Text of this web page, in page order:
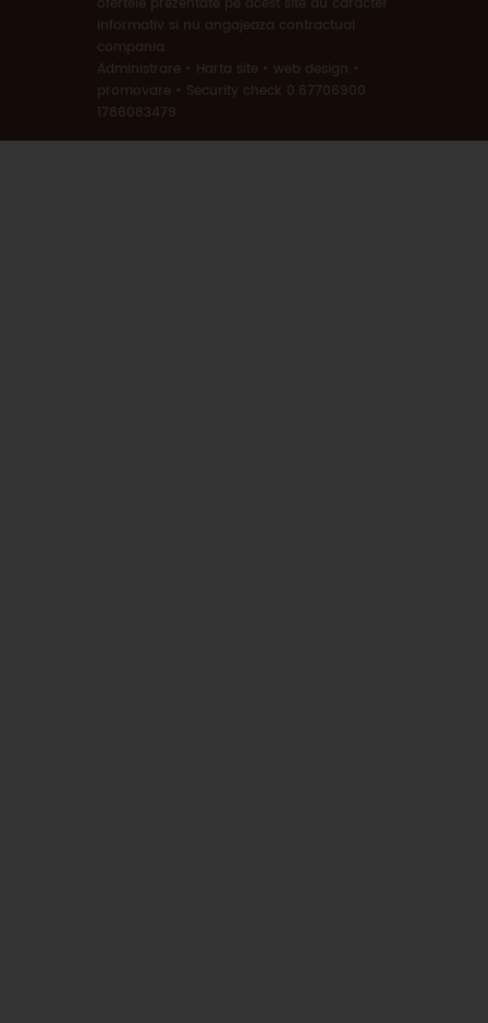
informativ si nu angajeaza contractual
compania.
Administrare • Harta site • web design
•
promovare • Security check 0.67706900
1786083479